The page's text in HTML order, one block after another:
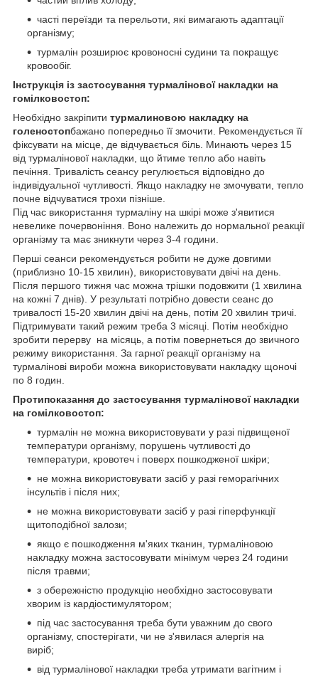
часті переїзди та перельоти, які вимагають адаптації
організму;
турмалін розширює кровоносні судини та покращує
кровообіг.
Інструкція із застосування турмалінової накладки на
гомілковостоп:
Необхідно закріпити турмалиновою накладку на
голеностопбажано попередньо її змочити. Рекомендується її
фіксувати на місце, де відчувається біль. Минають через 15
від турмалінової накладки, що йтиме тепло або навіть
печіння. Тривалість сеансу регулюється відповідно до
індивідуальної чутливості. Якщо накладку не змочувати, тепло
почне відчуватися трохи пізніше.
Під час використання турмаліну на шкірі може з'явитися
невелике почервоніння. Воно належить до нормальної реакції
організму та має зникнути через 3-4 години.
Перші сеанси рекомендується робити не дуже довгими
(приблизно 10-15 хвилин), використовувати двічі на день.
Після першого тижня час можна трішки подовжити (1 хвилина
на кожні 7 днів). У результаті потрібно довести сеанс до
тривалості 15-20 хвилин двічі на день, потім 20 хвилин тричі.
Підтримувати такий режим треба 3 місяці. Потім необхідно
зробити перерву на місяць, а потім повернеться до звичного
режиму використання. За гарної реакції організму на
турмалінові вироби можна використовувати накладку щоночі
по 8 годин.
Протипоказання до застосування турмалінової накладки
на гомілковостоп:
турмалін не можна використовувати у разі підвищеної
температури організму, порушень чутливості до
температури, кровотеч і поверх пошкодженої шкіри;
не можна використовувати засіб у разі геморагічних
інсультів і після них;
не можна використовувати засіб у разі гіперфункції
щитоподібної залози;
якщо є пошкодження м'яких тканин, турмаліновою
накладку можна застосовувати мінімум через 24 години
після травми;
з обережністю продукцію необхідно застосовувати
хворим із кардіостимулятором;
під час застосування треба бути уважним до свого
організму, спостерігати, чи не з'явилася алергія на
виріб;
від турмалінової накладки треба утримати вагітним і